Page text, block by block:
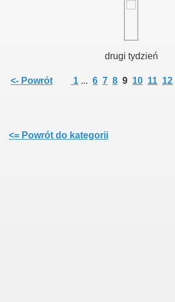
drugi tydzień
<- Powrót 1 ... 6 7 8 9 10 11 12
<= Powrót do kategorii